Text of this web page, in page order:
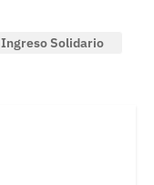
Ingreso Solidario